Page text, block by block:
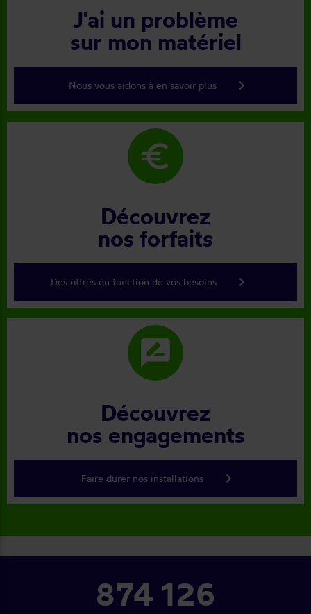
J'ai un problème
sur mon matériel
Nous vous aidons à en savoir plus keyboard_arrow_right
euro
Découvrez
nos forfaits
Des offres en fonction de vos besoins keyboard_arrow_right
rate_review
Découvrez
nos engagements
Faire durer nos installations keyboard_arrow_right
874 126